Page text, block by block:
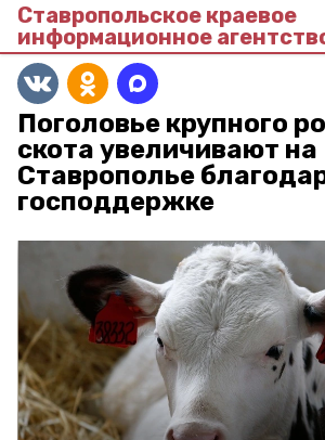
Ставропольское краевое
информационное
Поголовье крупного
скота увеличивают на
Ставрополье
господдержке